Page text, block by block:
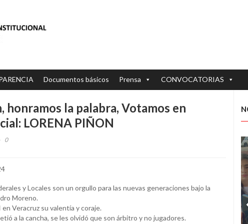
Documentos básicos Prensa CONVOCATORIAS
honramos la palabra, Votamos en
LORENA PIÑON
0
y Locales son un orgullo para las nuevas generaciones bajo la
Moreno.
Veracruz su valentía y coraje.
a la cancha, se les olvidó que son árbitro y no jugadores.